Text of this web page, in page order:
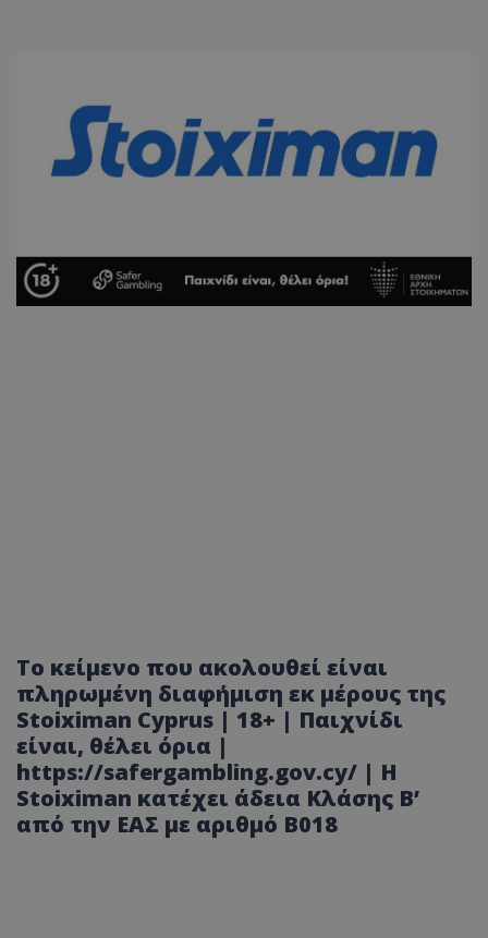
Το κείμενο που ακολουθεί είναι
πληρωμένη διαφήμιση εκ μέρους της
Stoiximan Cyprus | 18+ | Παιχνίδι
είναι, θέλει όρια |
https://safergambling.gov.cy/ | Η
Stoiximan κατέχει άδεια Κλάσης Β’
από την ΕΑΣ με αριθμό B018